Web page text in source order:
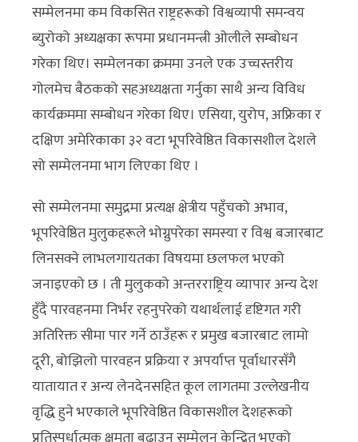
सम्मेलनमा कम विकसित राष्ट्रहरूको विश्वव्यापी समन्वय
ब्युरोको अध्यक्षका रूपमा प्रधानमन्त्री ओलीले सम्बोधन
गरेका थिए। सम्मेलनका क्रममा उनले एक उच्चस्तरीय
गोलमेच बैठकको सहअध्यक्षता गर्नुका साथै अन्य विविध
कार्यक्रममा सम्बोधन गरेका थिए। एसिया, युरोप, अफ्रिका र
दक्षिण अमेरिकाका ३२ वटा भूपरिवेष्ठित विकासशील देशले
सो सम्मेलनमा भाग लिएका थिए ।
सो सम्मेलनमा समुद्रमा प्रत्यक्ष क्षेत्रीय पहुँचको अभाव,
भूपरिवेष्ठित मुलुकहरूले भोग्नुपरेका समस्या र विश्व बजारबाट
लिनसक्ने लाभलगायतका विषयमा छलफल भएको
जनाइएको छ । ती मुलुकको अन्तरराष्ट्रिय व्यापार अन्य देश
हुँदै पारवहनमा निर्भर रहनुपरेको यथार्थलाई दृष्टिगत गरी
अतिरिक्त सीमा पार गर्ने ठाउँहरू र प्रमुख बजारबाट लामो
दूरी, बोझिलो पारवहन प्रक्रिया र अपर्याप्त पूर्वाधारसँगै
यातायात र अन्य लेनदेनसहित कूल लागतमा उल्लेखनीय
वृद्धि हुने भएकाले भूपरिवेष्ठित विकासशील देशहरूको